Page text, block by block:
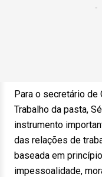
Para o secretário de
Trabalho da pasta,
instrumento
das relações de
baseada em
impessoalidade,